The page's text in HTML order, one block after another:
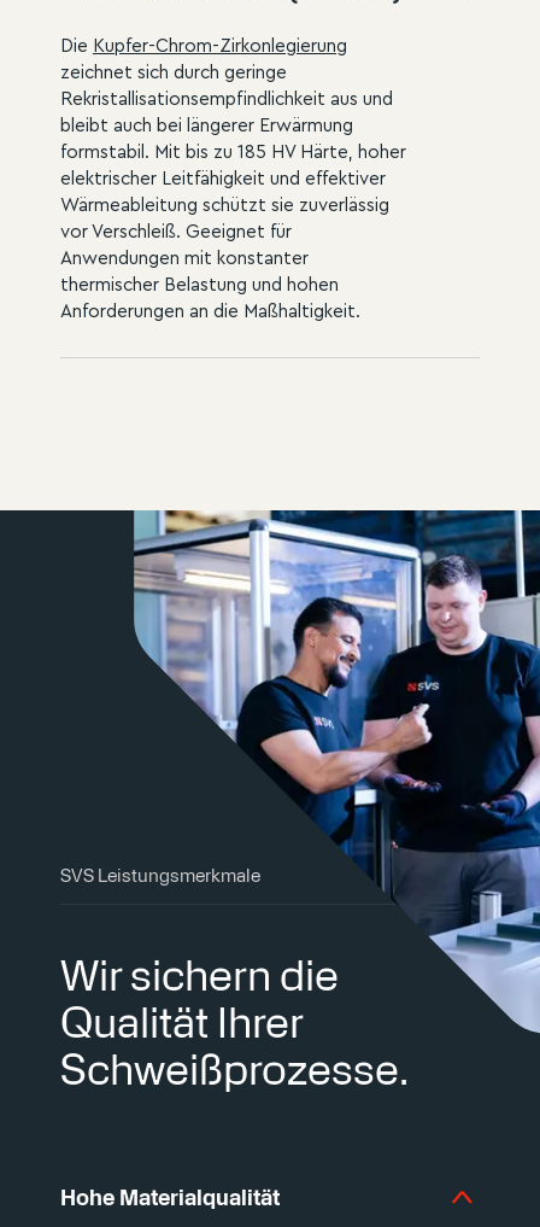
Die Kupfer-Chrom-Zirkonlegierung
zeichnet sich durch geringe
Rekristallisationsempfindlichkeit aus und
bleibt auch bei längerer Erwärmung
formstabil. Mit bis zu 185 HV Härte, hoher
elektrischer Leitfähigkeit und effektiver
Wärmeableitung schützt sie zuverlässig
vor Verschleiß. Geeignet für
Anwendungen mit konstanter
thermischer Belastung und hohen
Anforderungen an die Maßhaltigkeit.
Wir sichern die
Qualität Ihrer
Schweißprozesse.
Hohe Materialqualität
SVS Leistungsmerkmale